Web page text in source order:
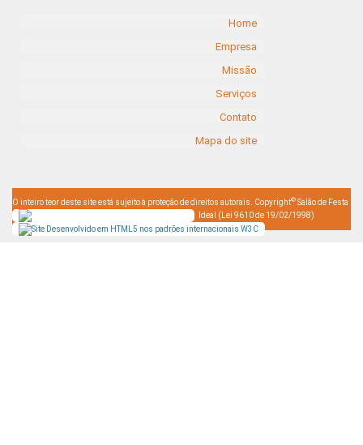
Home
Empresa
Missão
Serviços
Contato
Mapa do site
O inteiro teor deste site está sujeito à proteção de direitos autorais. Copyright© Salão de Festa
Ideal (Lei 9610 de 19/02/1998)